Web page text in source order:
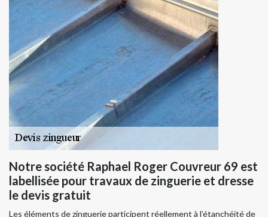
Notre société Raphael Roger Couvreur 69 est
labellisée pour travaux de zinguerie et dresse
le devis gratuit
Les éléments de zinguerie participent réellement à l’étanchéité de